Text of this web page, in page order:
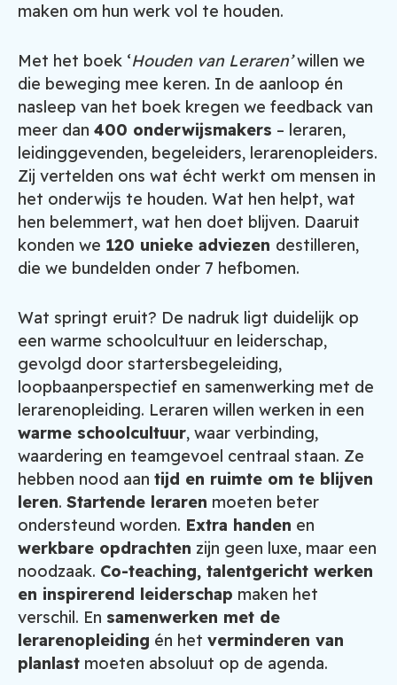
maken om hun werk vol te houden.
Met het boek ‘Houden van Leraren’willen we
die beweging mee keren. In de aanloop én
nasleep van het boek kregen we feedback van
meer dan 400 onderwijsmakers – leraren,
leidinggevenden, begeleiders, lerarenopleiders.
Zij vertelden ons wat écht werkt om mensen in
het onderwijs te houden. Wat hen helpt, wat
hen belemmert, wat hen doet blijven. Daaruit
konden we 120 unieke adviezen destilleren,
die we bundelden onder 7 hefbomen.
Wat springt eruit? De nadruk ligt duidelijk op
een warme schoolcultuur en leiderschap,
gevolgd door startersbegeleiding,
loopbaanperspectief en samenwerking met de
lerarenopleiding. Leraren willen werken in een
warme schoolcultuur, waar verbinding,
waardering en teamgevoel centraal staan. Ze
hebben nood aan tijd en ruimte om te blijven
leren. Startende leraren moeten beter
ondersteund worden. Extra handen en
werkbare opdrachten zijn geen luxe, maar een
noodzaak. Co-teaching, talentgericht werken
en inspirerend leiderschap maken het
verschil. En samenwerken met de
lerarenopleiding én het verminderen van
planlast moeten absoluut op de agenda.